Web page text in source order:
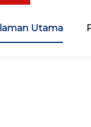
Utama